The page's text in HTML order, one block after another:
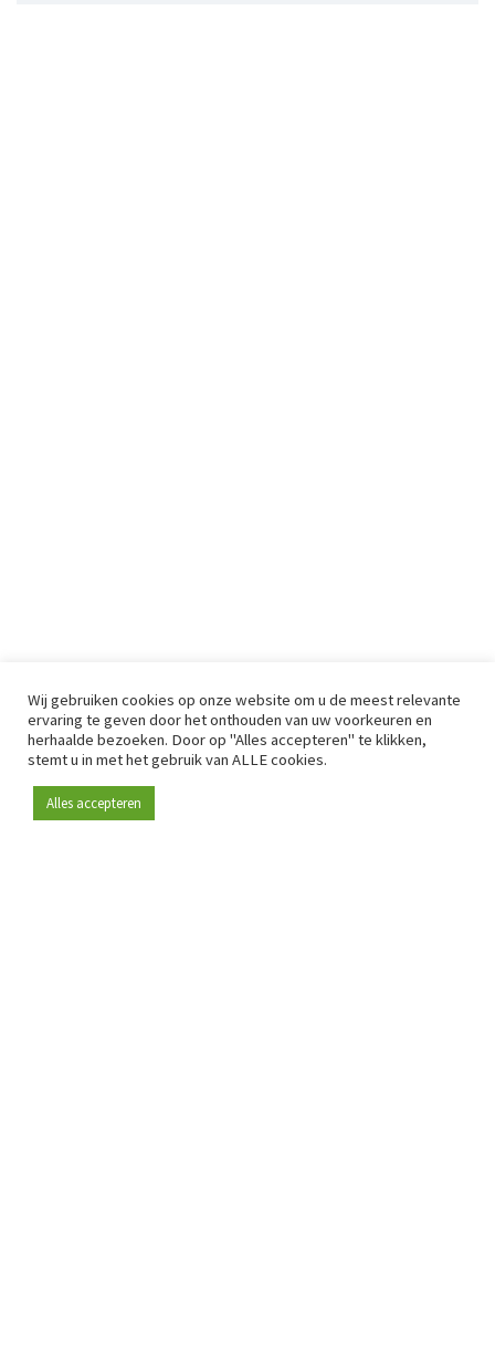
Wij gebruiken cookies op onze website om u de meest relevante
ervaring te geven door het onthouden van uw voorkeuren en
herhaalde bezoeken. Door op "Alles accepteren" te klikken,
stemt u in met het gebruik van ALLE cookies.
Alles accepteren